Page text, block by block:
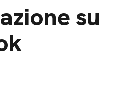
su
Docufilm